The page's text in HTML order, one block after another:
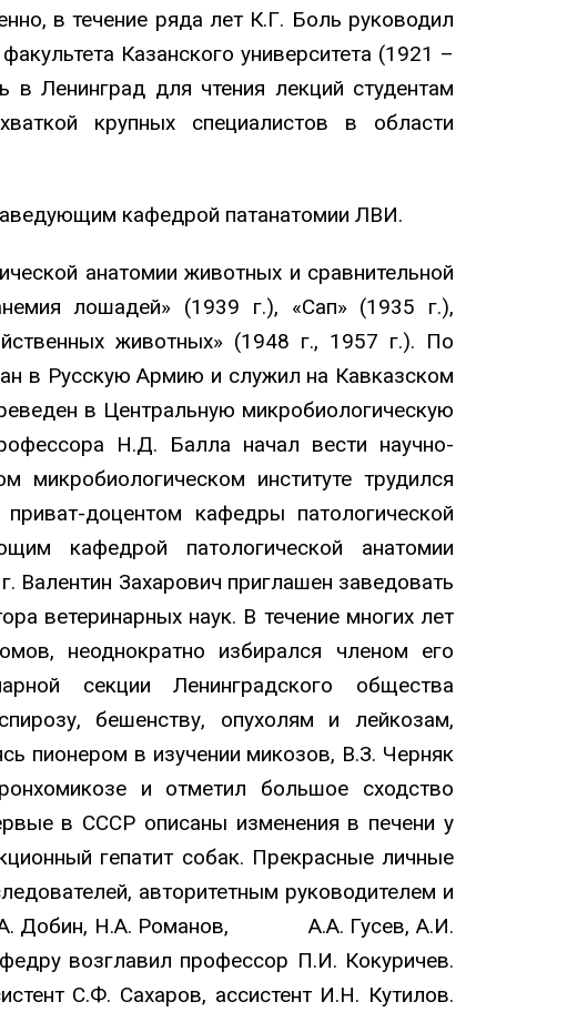
в течение ряда лет К.Г. Боль руководил
Казанского университета (1921 –
в Ленинград для чтения лекций студентам
крупных специалистов в области
кафедрой патанатомии ЛВИ.
анатомии животных и сравнительной
лошадей» (1939 г.), «Сап» (1935 г.),
животных» (1948 г., 1957 г.). По
в Русскую Армию и служил на Кавказском
в Центральную микробиологическую
Н.Д. Балла начал вести научно-
институте трудился
доцентом кафедры патологической
кафедрой патологической анатомии
Валентин Захарович приглашен заведовать
ветеринарных наук. В течение многих лет
неоднократно избирался членом его
секции Ленинградского общества
бешенству, опухолям и лейкозам,
пионером в изучении микозов, В.З. Черняк
и отметил большое сходство
в СССР описаны изменения в печени у
гепатит собак. Прекрасные личные
авторитетным руководителем и
М.А. Добин, Н.А. Романов, А.А. Гусев, А.И.
возглавил профессор П.И. Кокуричев.
С.Ф. Сахаров, ассистент И.Н. Кутилов.